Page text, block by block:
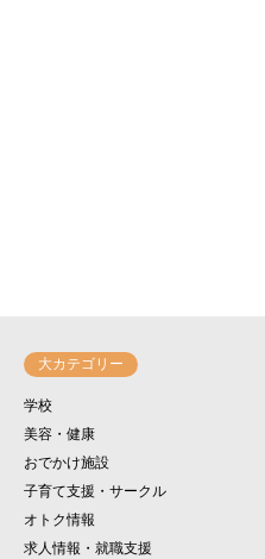
大カテゴリー
学校
美容・健康
おでかけ施設
子育て支援・サークル
オトク情報
求人情報・就職支援